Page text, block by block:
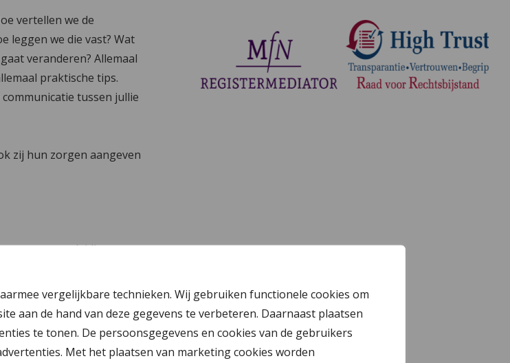
vergelijkbare technieken. Wij gebruiken functionele cookies om
aan de hand van deze gegevens te verbeteren. Daarnaast plaatsen
te tonen. De persoonsgegevens en cookies van de gebruikers
Met het plaatsen van marketing cookies worden
vertellen we de
leggen we die vast? Wat
veranderen? Allemaal
praktische tips.
tussen jullie
zij hun zorgen aangeven
externe opleidingen en
er een ingewikkeld
die gemaakt
worden voorkomen.
zodat ook de